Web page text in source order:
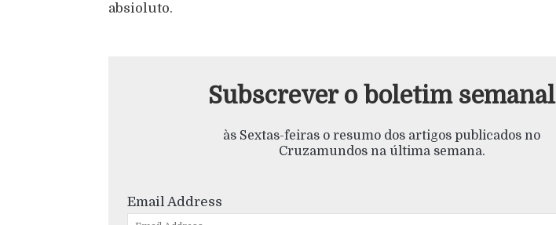
absioluto.
Subscrever o boletim semanal
às Sextas-feiras o resumo dos artigos publicados no
Cruzamundos na última semana.
Email Address